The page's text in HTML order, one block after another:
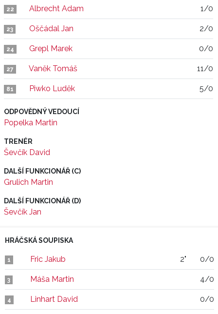
22 Albrecht Adam 1/0
23 Oščádal Jan 2/0
24 Grepl Marek 0/0
27 Vaněk Tomáš 11/0
81 Piwko Luděk 5/0
ODPOVĚDNÝ VEDOUCÍ
Popelka Martin
TRENÉR
Ševčík David
DALŠÍ FUNKCIONÁŘ (C)
Grulich Martin
DALŠÍ FUNKCIONÁŘ (D)
Ševčík Jan
HRÁČSKÁ SOUPISKA
1 Fric Jakub 2" 0/0
3 Máša Martin 4/0
4 Linhart David 0/0